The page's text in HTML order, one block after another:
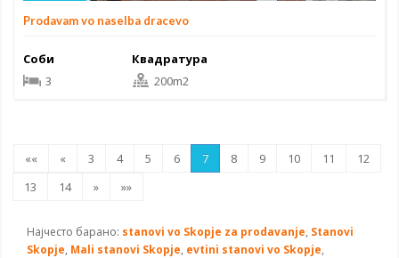
Prodavam vo naselba dracevo
Соби
3
Квадратура
200m2
«« « 3 4 5 6 7 8 9 10 11
12
13
14 » »»
Најчесто барано: stanovi vo Skopje za prodavanje, Stanovi
Skopje, Mali stanovi Skopje, evtini stanovi vo Skopje,